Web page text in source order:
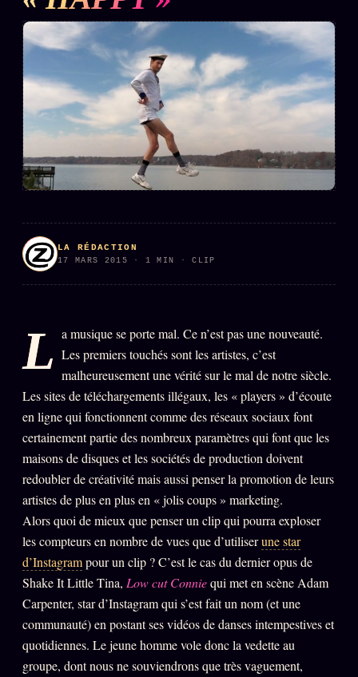
L'ARCHIVE
✉ INSCRIPTION À LA NEWSLETTER
Rubriques éditoriales 10 088 articles
TOUTES LES RUBRIQUES →
RENSEIGNEMENT
TENDANCES
ALT NEWS GOSSIP
PRÉDICTIONS INFOFICTION
L'ORACLE Z/S
Chat Oracle
Oracle z/S
Oracle Analyse
Oracle Éclair
Oracle Couples
Oracle Famille
Oracle Sigil Sonore
LA RÉDACTION
17 MARS 2015 · 1 MIN · CLIP
L a musique se porte mal. Ce n’est pas une nouveauté.
Les premiers touchés sont les artistes, c’est
malheureusement une vérité sur le mal de notre siècle.
Les sites de téléchargements illégaux, les « players » d’écoute
en ligne qui fonctionnent comme des réseaux sociaux font
certainement partie des nombreux paramètres qui font que les
maisons de disques et les sociétés de production doivent
redoubler de créativité mais aussi penser la promotion de leurs
artistes de plus en plus en « jolis coups » marketing.
Alors quoi de mieux que penser un clip qui pourra exploser
les compteurs en nombre de vues que d’utiliserune star
d’Instagrampour un clip ? C’est le cas du dernier opus de
Shake It Little Tina, Low cut Conniequi met en scène Adam
Carpenter, star d’Instagram qui s’est fait un nom (et une
communauté) en postant ses vidéos de danses intempestives et
quotidiennes. Le jeune homme vole donc la vedette au
groupe, dont nous ne souviendrons que très vaguement,